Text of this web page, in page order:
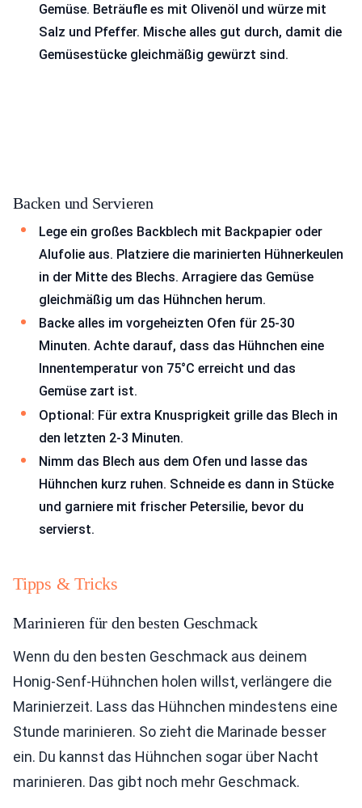
Gemüse. Beträufle es mit Olivenöl und würze mit
Salz und Pfeffer. Mische alles gut durch, damit die
Gemüsestücke gleichmäßig gewürzt sind.
Backen und Servieren
Lege ein großes Backblech mit Backpapier oder
Alufolie aus. Platziere die marinierten Hühnerkeulen
in der Mitte des Blechs. Arragiere das Gemüse
gleichmäßig um das Hühnchen herum.
Backe alles im vorgeheizten Ofen für 25-30
Minuten. Achte darauf, dass das Hühnchen eine
Innentemperatur von 75°C erreicht und das
Gemüse zart ist.
Optional: Für extra Knusprigkeit grille das Blech in
den letzten 2-3 Minuten.
Nimm das Blech aus dem Ofen und lasse das
Hühnchen kurz ruhen. Schneide es dann in Stücke
und garniere mit frischer Petersilie, bevor du
servierst.
Tipps & Tricks
Marinieren für den besten Geschmack
Wenn du den besten Geschmack aus deinem
Honig-Senf-Hühnchen holen willst, verlängere die
Marinierzeit. Lass das Hühnchen mindestens eine
Stunde marinieren. So zieht die Marinade besser
ein. Du kannst das Hühnchen sogar über Nacht
marinieren. Das gibt noch mehr Geschmack.